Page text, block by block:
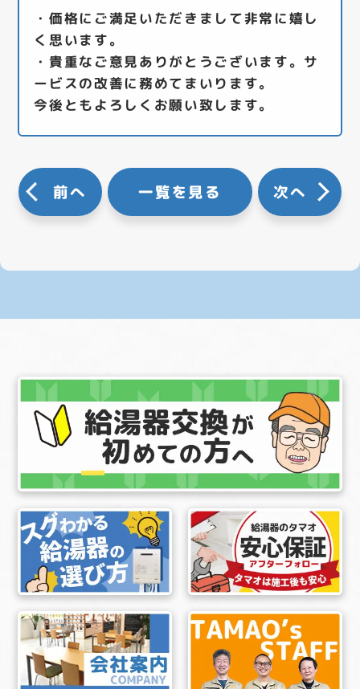
・価格にご満足いただきまして非常に嬉し
く思います。
・貴重なご意見ありがとうございます。サ
ービスの改善に務めてまいります。
今後ともよろしくお願い致します。
前へ 一覧を見る 次へ